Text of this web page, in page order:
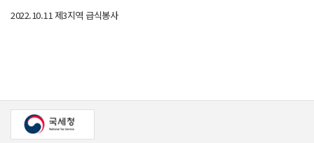
2022.10.11 제3지역 급식봉사